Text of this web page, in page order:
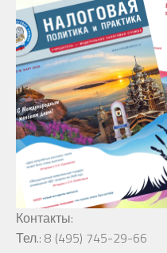
Контакты:
Тел.: 8 (495) 745-29-66